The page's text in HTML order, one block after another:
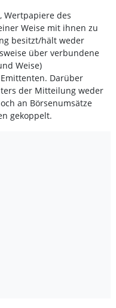
Wertpapiere des
Weise mit ihnen zu
besitzt/hält weder
über verbundene
Weise)
Darüber
der Mitteilung weder
an Börsenumsätze
gekoppelt.